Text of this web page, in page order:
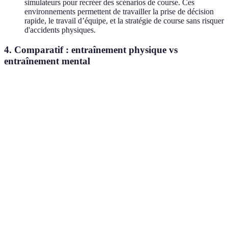
simulateurs pour recréer des scénarios de course. Ces
environnements permettent de travailler la prise de décision
rapide, le travail d’équipe, et la stratégie de course sans risquer
d'accidents physiques.
4. Comparatif : entraînement physique vs
entraînement mental